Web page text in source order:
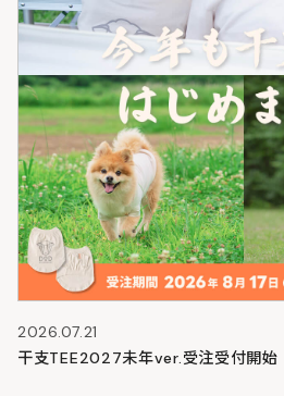
2026.07.21
干支TEE2027未年ver.受注受付開